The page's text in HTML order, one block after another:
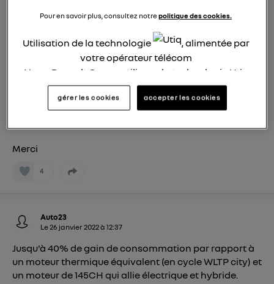
Consommation Hybride
26 janvier 2022à 12:37
Quels sont les avantages en consommation pour un
Merci
4
Auto23
Le26 janvier 2022à 12:37
Jusqu'à 40% de gain de consommation par rapport à
un moteur thermique équivalent (en cycle WLTP city) et
un moteur de 145CH qui allie électrique et hybride.
Pour en savoir plus, consultez notrepolitique des cookies.
Utilisation de la technologie
, alimentée par
votre opérateur télécom
Nous, Renault Group, utilisons la technologie Utiq
pour nos activités digitales (telles que décrites
dans cette notice de consentement) et liées à
utilisez une connexion internet fournie parun
opérateur télécom participant
La technologie Utiq a été conçue pour la
Elle utilise un identifiant créé par votre opérateur
télécom basé sur votre adresse IP et une référence
de votre contrat internet (ex : votre numéro de
téléphone).
L'identifiant est associé à votre connexion
gérer les cookies accepter les cookies